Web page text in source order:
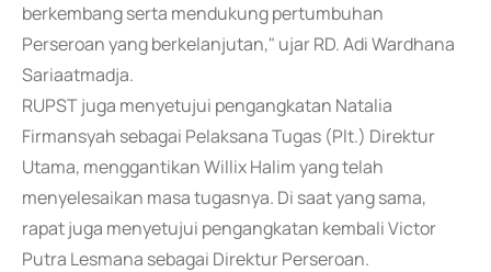
berkembang serta mendukung pertumbuhan
Perseroan yang berkelanjutan," ujar RD. Adi Wardhana
Sariaatmadja.
RUPST juga menyetujui pengangkatan Natalia
Firmansyah sebagai Pelaksana Tugas (Plt.) Direktur
Utama, menggantikan Willix Halim yang telah
menyelesaikan masa tugasnya. Di saat yang sama,
rapat juga menyetujui pengangkatan kembali Victor
Putra Lesmana sebagai Direktur Perseroan.